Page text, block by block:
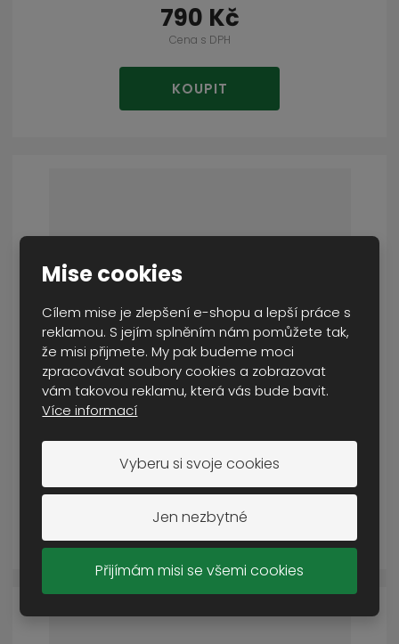
Mise cookies
Cílem mise je zlepšení e-shopu a lepší práce s
reklamou. S jejím splněním nám pomůžete tak,
že misi přijmete. My pak budeme moci
zpracovávat soubory cookies a zobrazovat
vám takovou reklamu, která vás bude bavit.
Více informací
Vyberu si svoje cookies
Jen nezbytné
Přijímám misi se všemi cookies
790 Kč
Cena s DPH
KOUPIT
kanystr plastový bílý 5l
160 Kč
Cena s DPH
KOUPIT
SKLADEM VÍCE NEŽ 5 KS